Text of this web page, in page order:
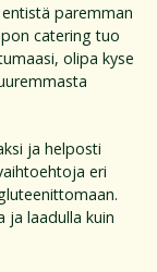
paremman
catering tuo
olipa kyse
ja helposti
eri
ja laadulla kuin